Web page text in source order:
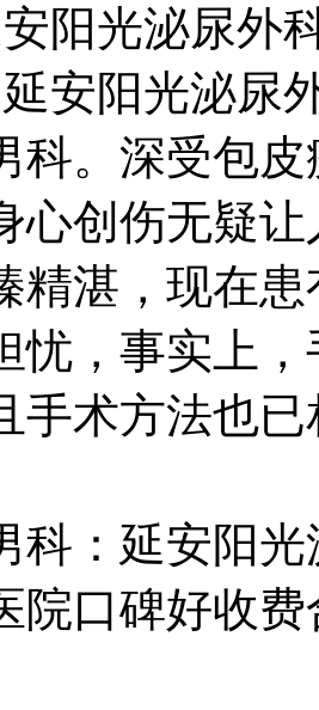
阳光泌尿外
安阳光泌尿
科。深受包
心创伤无疑
精湛，现在
忧，事实上
手术方法也
：延安阳光
院口碑好收